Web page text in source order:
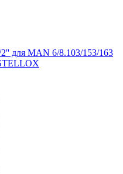
для MAN 6/8.103/153/163